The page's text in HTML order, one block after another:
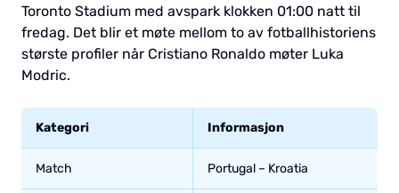
Toronto Stadium med avspark klokken 01:00 natt til
fredag. Det blir et møte mellom to av fotballhistoriens
største profiler når Cristiano Ronaldo møter Luka
Modric.
Kategori Informasjon
Match Portugal – Kroatia